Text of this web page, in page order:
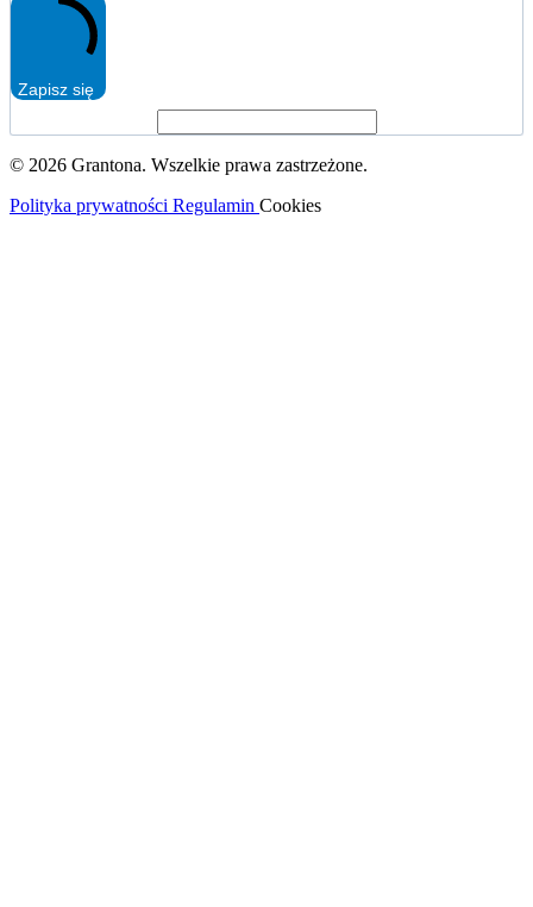
Zapisz się
© 2026 Grantona. Wszelkie prawa zastrzeżone.
Polityka prywatności Regulamin Cookies